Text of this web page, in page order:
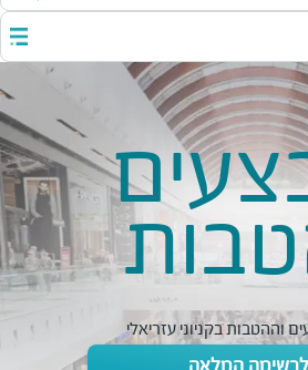
וההטבות בקניוני עזריאלי